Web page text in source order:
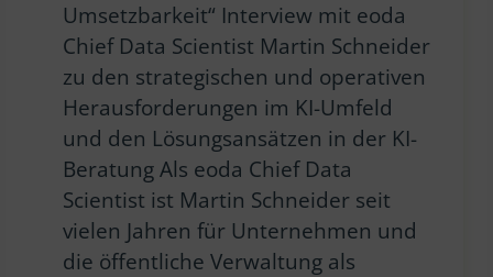
Umsetzbarkeit“ Interview mit eoda
Chief Data Scientist Martin Schneider
zu den strategischen und operativen
Herausforderungen im KI-Umfeld
und den Lösungsansätzen in der KI-
Beratung Als eoda Chief Data
Scientist ist Martin Schneider seit
vielen Jahren für Unternehmen und
die öffentliche Verwaltung als